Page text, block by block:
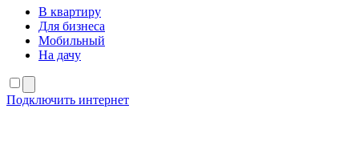
В квартиру
Для бизнеса
Мобильный
На дачу
Подключить интернет